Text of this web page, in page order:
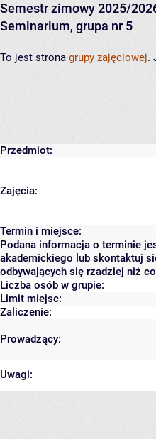
Semestr zimowy 2025/
Seminarium, grupa nr 5
To jest strona grupy zajęciowej.
Przedmiot:
Zajęcia:
Termin i miejsce:
Podana informacja o terminie
akademickiego lub skontaktuj
odbywających się rzadziej niż
Liczba osób w grupie:
Limit miejsc:
Zaliczenie:
Prowadzący:
Uwagi: